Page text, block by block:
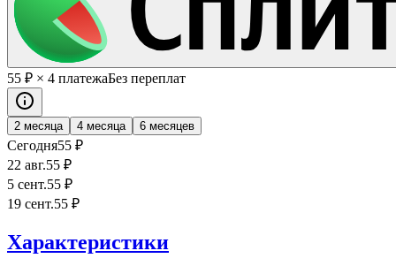
55 ₽ × 4 платежаБез переплат
2 месяца 4 месяца 6 месяцев
Сегодня55 ₽
22 авг.55 ₽
5 сент.55 ₽
19 сент.55 ₽
Характеристики